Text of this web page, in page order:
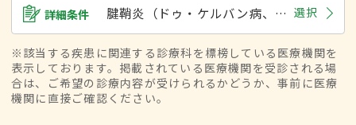
詳細条件 腱鞘炎（ドゥ・ケルバン病、ばね指） 選択
※該当する疾患に関連する診療科を標榜している医療機関を
表示しております。掲載されている医療機関を受診される場
合は、ご希望の診療内容が受けられるかどうか、事前に医療
機関に直接ご確認ください。